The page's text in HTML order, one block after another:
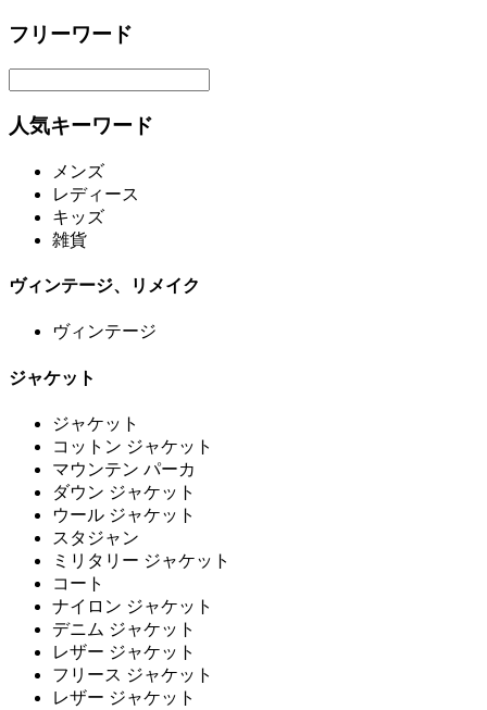
フリーワード
人気キーワード
メンズ
レディース
キッズ
雑貨
ヴィンテージ、リメイク
ヴィンテージ
ジャケット
ジャケット
コットン ジャケット
マウンテン パーカ
ダウン ジャケット
ウール ジャケット
スタジャン
ミリタリー ジャケット
コート
ナイロン ジャケット
デニム ジャケット
レザー ジャケット
フリース ジャケット
レザー ジャケット